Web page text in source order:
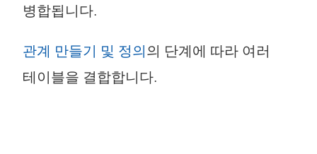
병합됩니다.
관계 만들기 및 정의의 단계에 따라 여러
테이블을 결합합니다.